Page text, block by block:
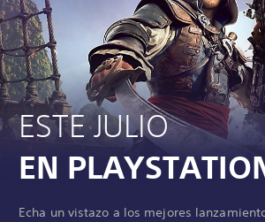
ESTE JULIO
EN
Echa un vistazo a los mejores